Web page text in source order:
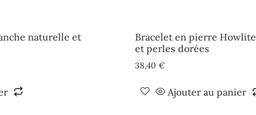
naturelle et
Bracelet en pierre
et perles dorées
38,40 €
Ajouter au panier